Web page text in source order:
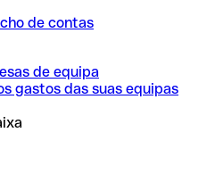
de contas
de equipa
gastos das suas equipas